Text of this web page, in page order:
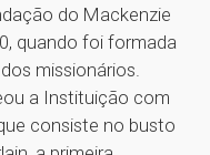
do Mackenzie
quando foi formada
missionários.
a Instituição com
consiste no busto